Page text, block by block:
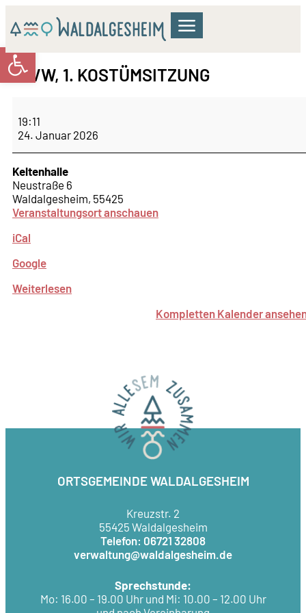
Werkzeugleiste öffnen
KVW, 1. KOSTÜMSITZUNG
19:11
24. Januar 2026
Keltenhalle
Neustraße 6
Waldalgesheim, 55425
Veranstaltungsort anschauen
iCal
Google
Weiterlesen
Kompletten Kalender
ORTSGEMEINDE WALDALGESHEIM
Kreuzstr. 2
55425 Waldalgesheim
Telefon: 06721 32808
verwaltung@waldalgesheim.de
Sprechstunde:
Mo: 16.00 – 19.00 Uhr und Mi: 10.00 – 12.00 Uhr